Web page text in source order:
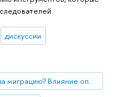
дискуссии
Стартовая проектная группа "Бонус за миграцию? Влияние опыта внутристрановой миграции на разные аспекты качества жизни мигрантов"